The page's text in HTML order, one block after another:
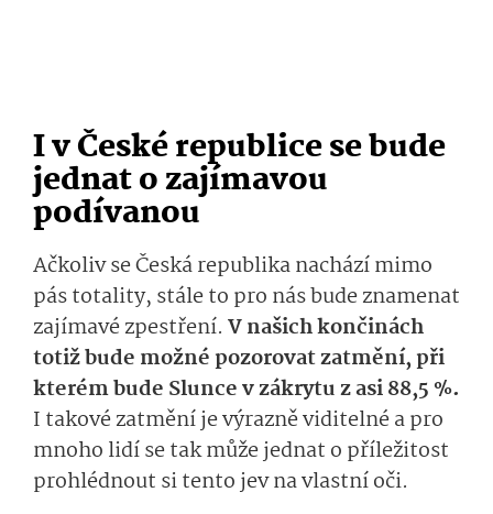
I v České republice se bude
jednat o zajímavou
podívanou
Ačkoliv se Česká republika nachází mimo
pás totality, stále to pro nás bude znamenat
zajímavé zpestření. V našich končinách
totiž bude možné pozorovat zatmění, při
kterém bude Slunce v zákrytu z asi 88,5 %.
I takové zatmění je výrazně viditelné a pro
mnoho lidí se tak může jednat o příležitost
prohlédnout si tento jev na vlastní oči.